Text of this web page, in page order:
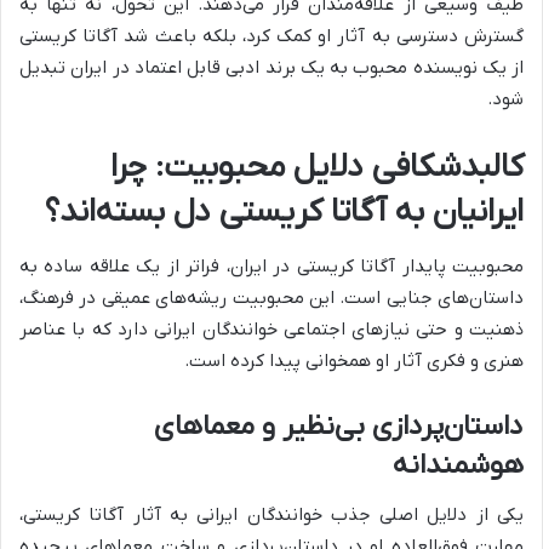
گسترش دسترسی به آثار او کمک کرد، بلکه باعث شد آگاتا کریستی
از یک نویسنده محبوب به یک برند ادبی قابل اعتماد در ایران تبدیل
شود.
کالبدشکافی دلایل محبوبیت: چرا
ایرانیان به آگاتا کریستی دل بسته‌اند؟
محبوبیت پایدار آگاتا کریستی در ایران، فراتر از یک علاقه ساده به
داستان‌های جنایی است. این محبوبیت ریشه‌های عمیقی در فرهنگ،
ذهنیت و حتی نیازهای اجتماعی خوانندگان ایرانی دارد که با عناصر
هنری و فکری آثار او همخوانی پیدا کرده است.
داستان‌پردازی بی‌نظیر و معماهای
هوشمندانه
یکی از دلایل اصلی جذب خوانندگان ایرانی به آثار آگاتا کریستی،